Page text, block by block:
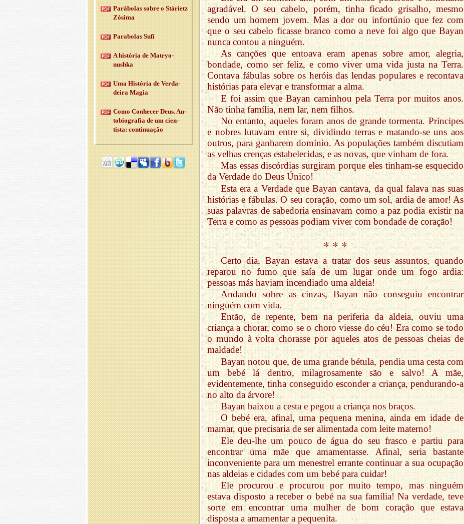
agradável. O seu cabelo, porém, tinha ficado grisalho, mesmo
sendo um homem jovem. Mas a dor ou infortúnio que fez com
que o seu cabelo ficasse branco como a neve foi algo que Bayan
nunca contou a ninguém.
As canções que entoava eram apenas sobre amor, alegria,
bondade, como ser feliz, e como viver uma vida justa na Terra.
Contava fábulas sobre os heróis das lendas populares e recontava
histórias para elevar e transformar a alma.
E foi assim que Bayan caminhou pela Terra por muitos anos.
Não tinha família, nem lar, nem filhos.
No entanto, aqueles foram anos de grande tormenta. Príncipes
e nobres lutavam entre si, dividindo terras e matando-se uns aos
outros, para ganharem domínio. As populações também discutiam
as velhas crenças estabelecidas, e as novas, que vinham de fora.
Mas essas discórdias surgiram porque eles tinham-se esquecido
da Verdade do Deus Único!
Esta era a Verdade que Bayan cantava, da qual falava nas suas
histórias e fábulas. O seu coração, como um sol, ardia de amor! As
suas palavras de sabedoria ensinavam como a paz podia existir na
Terra e como as pessoas podiam viver com bondade de coração!
* * *
Certo dia, Bayan estava a tratar dos seus assuntos, quando
reparou no fumo que saía de um lugar onde um fogo ardia:
pessoas más haviam incendiado uma aldeia!
Andando sobre as cinzas, Bayan não conseguiu encontrar
ninguém com vida.
Então, de repente, bem na periferia da aldeia, ouviu uma
criança a chorar, como se o choro viesse do céu! Era como se todo
o mundo à volta chorasse por aqueles atos de pessoas cheias de
maldade!
Bayan notou que, de uma grande bétula, pendia uma cesta com
um bebé lá dentro, milagrosamente são e salvo! A mãe,
evidentemente, tinha conseguido esconder a criança, pendurando-a
no alto da árvore!
Bayan baixou a cesta e pegou a criança nos braços.
O bebé era, afinal, uma pequena menina, ainda em idade de
mamar, que precisaria de ser alimentada com leite materno!
Ele deu-lhe um pouco de água do seu frasco e partiu para
encontrar uma mãe que amamentasse. Afinal, seria bastante
inconveniente para um menestrel errante continuar a sua ocupação
nas aldeias e cidades com um bebé para cuidar!
Ele procurou e procurou por muito tempo, mas ninguém
estava disposto a receber o bebé na sua família! Na verdade, teve
sorte em encontrar uma mulher de bom coração que estava
disposta a amamentar a pequenita.
Pa­rá­bolas sobre o Stá­rietz
Zó­sima
Pa­ra­bolas Sufi
A his­tória de Ma­tryo­
nushka
Uma His­tória de Ver­da­
deira Magia
Como Co­nhecer Deus. Au­
to­bi­o­grafia de um ci­en­
tista: con­ti­nu­ação